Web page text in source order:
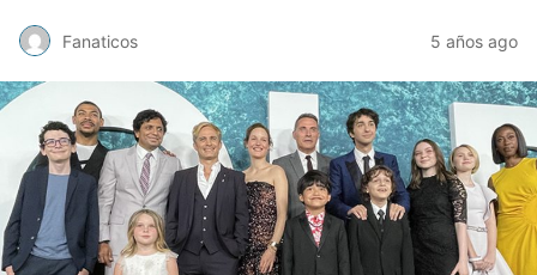
Fanaticos 5 años ago